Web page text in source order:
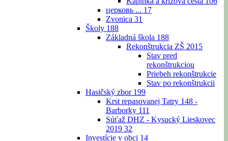
церковь ... 17
Zvonica 31
Školy 188
Základná škola 188
Rekonštrukcia ZŠ 2015
Stav pred
rekonštrukciou
Priebeh rekonštrukcie
Stav po rekonštrukcii
Hasičský zbor 199
Krst repasovanej Tatry 148 -
Barborky 111
Súťaž DHZ - Kysucký Lieskovec
2019 32
Investície v obci 14